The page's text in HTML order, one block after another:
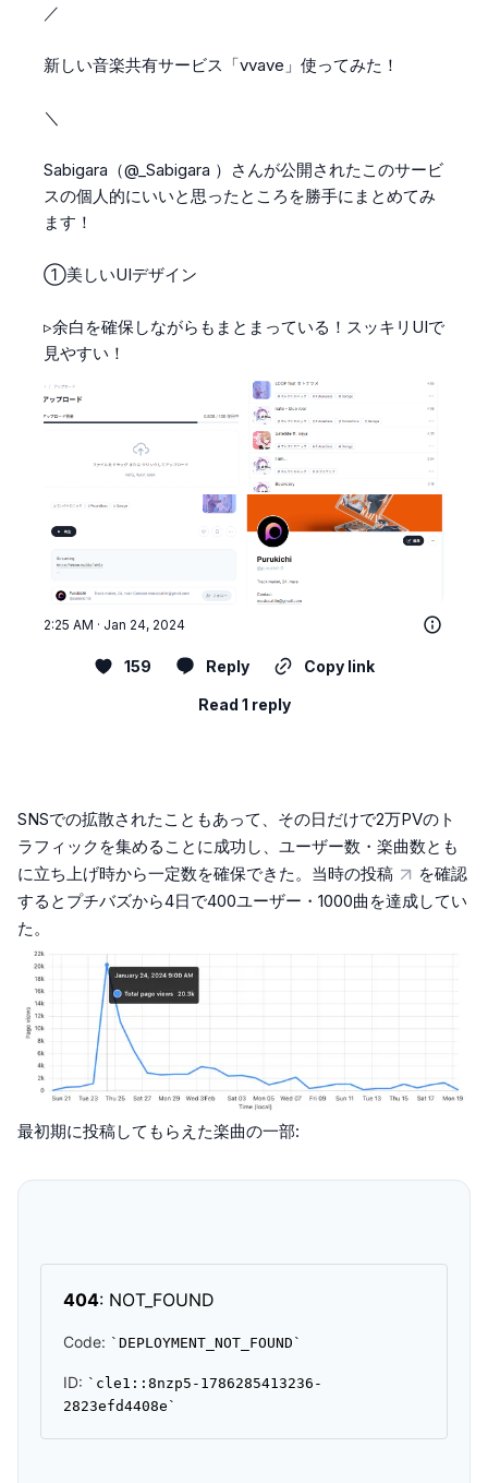
／
新しい音楽共有サービス「vvave」使ってみた！
＼
Sabigara（@_Sabigara ）さんが公開されたこのサービ
スの個人的にいいと思ったところを勝手にまとめてみ
ます！
①美しいUIデザイン
▹余白を確保しながらもまとまっている！スッキリUIで
見やすい！
2:25 AM · Jan 24, 2024
159 Reply Copy link
Read 1 reply
SNSでの拡散されたこともあって、その日だけで2万PVのト
ラフィックを集めることに成功し、ユーザー数・楽曲数とも
に立ち上げ時から一定数を確保できた。 当時の投稿
を確認
するとプチバズから4日で400ユーザー・1000曲を達成してい
た。
最初期に投稿してもらえた楽曲の一部: